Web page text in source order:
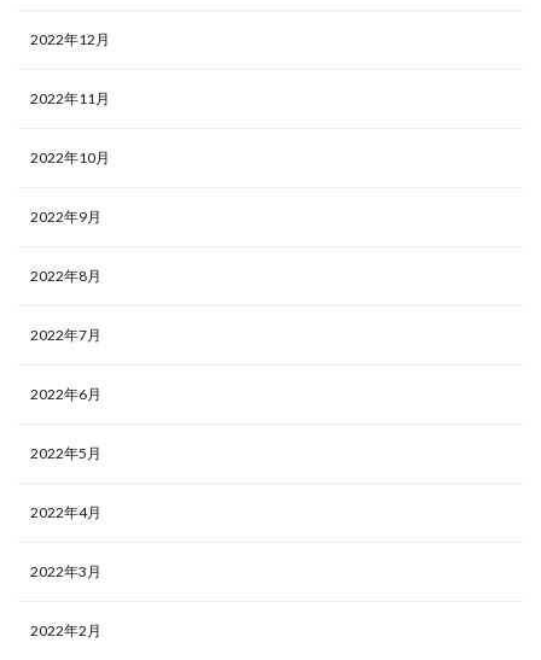
2022年12月
2022年11月
2022年10月
2022年9月
2022年8月
2022年7月
2022年6月
2022年5月
2022年4月
2022年3月
2022年2月